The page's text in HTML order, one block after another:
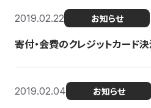
2019.02.22 お知らせ
寄付・会費のクレジットカード
2019.02.04 お知らせ